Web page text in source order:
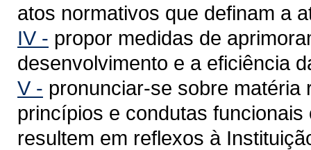
atos normativos que definam a
IV - propor medidas de
desenvolvimento e a eficiência
V - pronunciar-se sobre
princípios e condutas
resultem em reflexos à